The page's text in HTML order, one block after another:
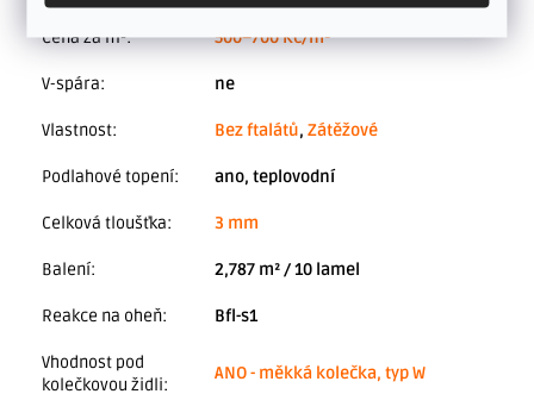
Cena za m²: 500–700 Kč/m²
V-spára: ne
Vlastnost: Bez ftalátů, Zátěžové
Podlahové topení: ano, teplovodní
Celková tloušťka: 3 mm
Balení: 2,787 m² / 10 lamel
Reakce na oheň: Bfl-s1
Vhodnost pod
kolečkovou židli:
ANO - měkká kolečka, typ W